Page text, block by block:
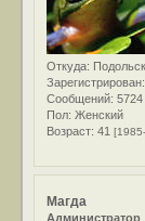
Откуда: Подольск
Зарегистрирован
Сообщений: 5724
Пол: Женский
Возраст: 41
Магда
Администратор